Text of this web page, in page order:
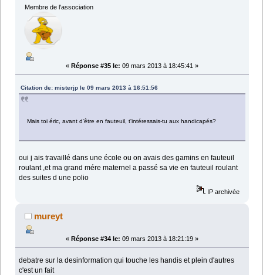
Membre de l'association
« Réponse #35 le: 09 mars 2013 à 18:45:41 »
Citation de: misterjp le 09 mars 2013 à 16:51:56
Mais toi éric, avant d'être en fauteuil, t'intéressais-tu aux handicapés?
oui j ais travaillé dans une école ou on avais des gamins en fauteuil
roulant ,et ma grand mére maternel a passé sa vie en fauteuil roulant
des suites d une polio
IP archivée
mureyt
« Réponse #34 le: 09 mars 2013 à 18:21:19 »
debatre sur la desinformation qui touche les handis et plein d'autres
c'est un fait